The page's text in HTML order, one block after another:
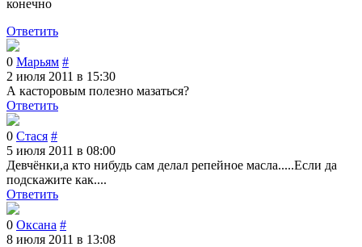
конечно
Ответить
0 Марьям #
2 июля 2011 в 15:30
А касторовым полезно мазаться?
Ответить
0 Стася #
5 июля 2011 в 08:00
Девчёнки,а кто нибудь сам делал репейное масла.....Если да
подскажите как....
Ответить
0 Оксана #
8 июля 2011 в 13:08